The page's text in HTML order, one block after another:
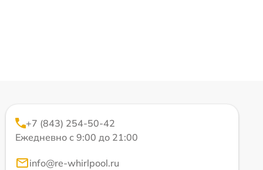
+7 (843) 254-50-42
Ежедневно с 9:00 до 21:00
info@re-whirlpool.ru